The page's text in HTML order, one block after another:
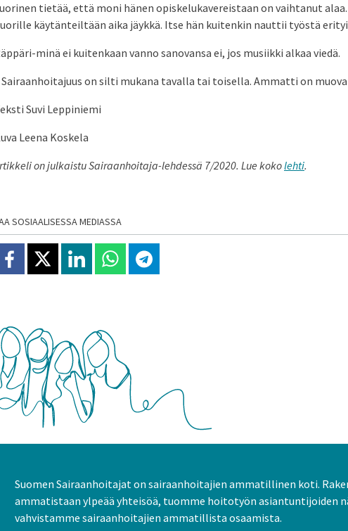
tietää, että moni hänen opiskelukavereistaan on vaihtanut
käytänteiltään aika jäykkä. Itse hän kuitenkin nauttii työstä
minä ei kuitenkaan vanno sanovansa ei, jos musiikki alkaa viedä.
Sairaanhoitajuus on silti mukana tavalla tai toisella. Ammatti on
Suvi Leppiniemi
Leena Koskela
on julkaistu Sairaanhoitaja-lehdessä 7/2020. Lue kokolehti.
SOSIAALISESSA MEDIASSA
Jaa Facebookissa
Jaa X:ssäJaa Linkedinissä
Jaa Whatsappissa
Jaa Telegramissa
Suomen Sairaanhoitajat on sairaanhoitajien ammatillinen koti.
ammatistaan ylpeää yhteisöä, tuomme hoitotyön asiantuntijoiden
vahvistamme sairaanhoitajien ammatillista osaamista.